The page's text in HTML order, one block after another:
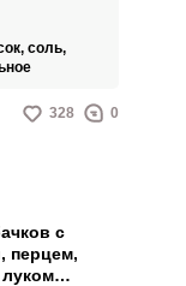
Сочные
с луком,
создадут
соль,
328 0
с
перцем,